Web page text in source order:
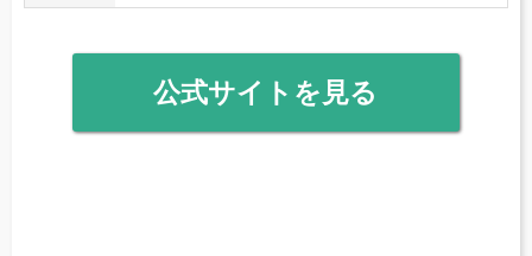
公式サイトを見る